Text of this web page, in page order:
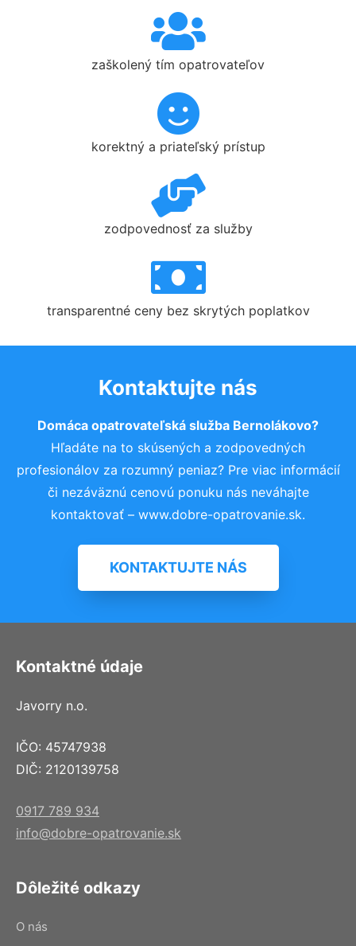
zaškolený tím opatrovateľov
korektný a priateľský prístup
zodpovednosť za služby
transparentné ceny bez skrytých poplatkov
Kontaktujte nás
Domáca opatrovateľská služba Bernolákovo?
Hľadáte na to skúsených a zodpovedných
profesionálov za rozumný peniaz? Pre viac informácií
či nezáväznú cenovú ponuku nás neváhajte
kontaktovať – www.dobre-opatrovanie.sk.
KONTAKTUJTE NÁS
Kontaktné údaje
Javorry n.o.
IČO: 45747938
DIČ: 2120139758
0917 789 934
info@dobre-opatrovanie.sk
Dôležité odkazy
O nás